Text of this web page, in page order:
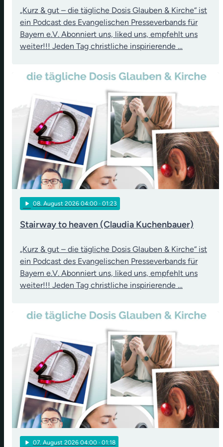
„Kurz & gut – die tägliche Dosis Glauben & Kirche“ ist
ein Podcast des Evangelischen Presseverbands für
Bayern e.V. Abonniert uns, liked uns, empfehlt uns
weiter!!! Jeden Tag christliche inspirierende …
play_arrow 08. August 2026 04:00 · 01:23
Stairway to heaven (Claudia Kuchenbauer)
„Kurz & gut – die tägliche Dosis Glauben & Kirche“ ist
ein Podcast des Evangelischen Presseverbands für
Bayern e.V. Abonniert uns, liked uns, empfehlt uns
weiter!!! Jeden Tag christliche inspirierende …
play_arrow 07. August 2026 04:00 · 01:18